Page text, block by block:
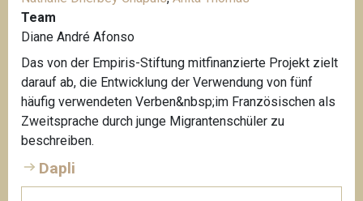
Team
Diane André Afonso
Das von der Empiris-Stiftung mitfinanzierte Projekt zielt
darauf ab, die Entwicklung der Verwendung von fünf
häufig verwendeten Verben&nbsp;im Französischen als
Zweitsprache durch junge Migrantenschüler zu
beschreiben.
Dapli